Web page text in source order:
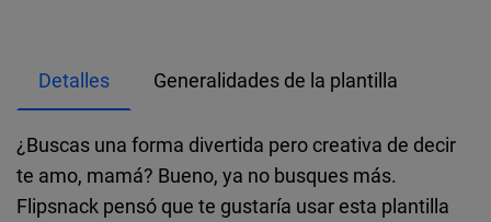
Detalles Generalidades de la plantilla
¿Buscas una forma divertida pero creativa de decir
te amo, mamá? Bueno, ya no busques más.
Flipsnack pensó que te gustaría usar esta plantilla